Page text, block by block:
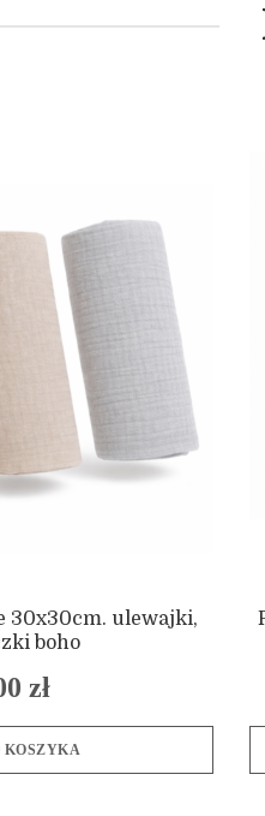
30x30cm. ulewajki,
boho
zł
KOSZYKA